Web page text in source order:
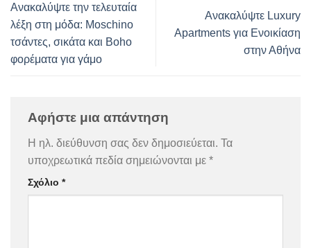
Ανακαλύψτε την τελευταία
λέξη στη μόδα: Μοschino
τσάντες, σικάτα και Boho
φορέματα για γάμο
Ανακαλύψτε Luxury
Apartments για Ενοικίαση
στην Αθήνα
Αφήστε μια απάντηση
Η ηλ. διεύθυνση σας δεν δημοσιεύεται. Τα
υποχρεωτικά πεδία σημειώνονται με *
Σχόλιο *